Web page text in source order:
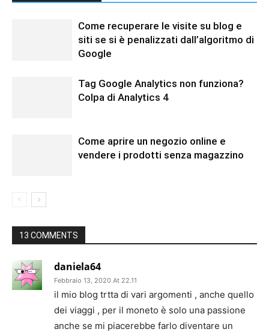
Come recuperare le visite su blog e
siti se si è penalizzati dall’algoritmo di
Google
Tag Google Analytics non funziona?
Colpa di Analytics 4
Come aprire un negozio online e
vendere i prodotti senza magazzino
13 COMMENTS
daniela64
Febbraio 13, 2020 At 22.11
il mio blog trtta di vari argomenti , anche quello
dei viaggi , per il moneto è solo una passione
anche se mi piacerebbe farlo diventare un